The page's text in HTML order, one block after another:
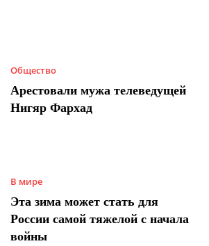
Общество
Арестовали мужа телеведущей
Нигяр Фархад
В мире
Эта зима может стать для
России самой тяжелой с начала
войны